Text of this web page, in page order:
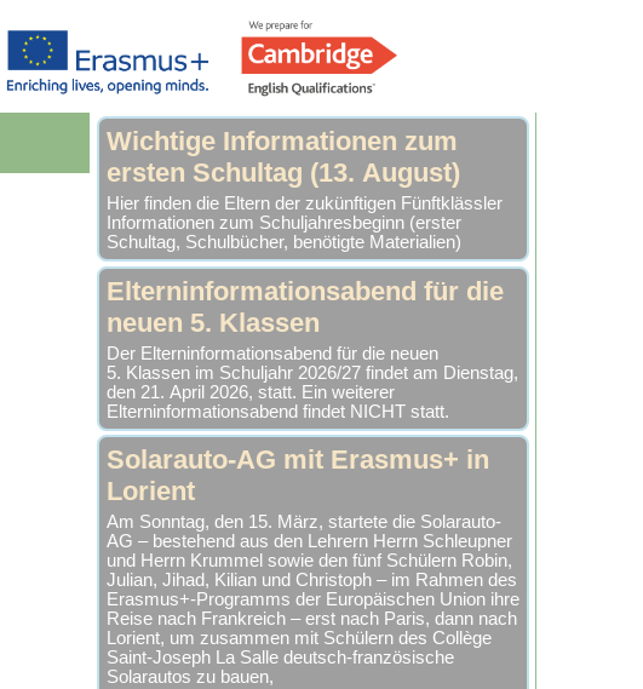
Wichtige Informationen zum
ersten Schultag (13. August)
Hier finden die Eltern der zukünftigen Fünftklässler
Informationen zum Schuljahresbeginn (erster
Schultag, Schulbücher, benötigte Materialien)
Elterninformationsabend für die
neuen 5. Klassen
Der Elterninformationsabend für die neuen
5. Klassen im Schuljahr 2026/27 findet am Dienstag,
den 21. April 2026, statt. Ein weiterer
Elterninformationsabend findet NICHT statt.
Solarauto-AG mit Erasmus+ in
Lorient
Am Sonntag, den 15. März, startete die Solarauto-
AG – bestehend aus den Lehrern Herrn Schleupner
und Herrn Krummel sowie den fünf Schülern Robin,
Julian, Jihad, Kilian und Christoph – im Rahmen des
Erasmus+-Programms der Europäischen Union ihre
Reise nach Frankreich – erst nach Paris, dann nach
Lorient, um zusammen mit Schülern des Collège
Saint-Joseph La Salle deutsch-französische
Solarautos zu bauen,